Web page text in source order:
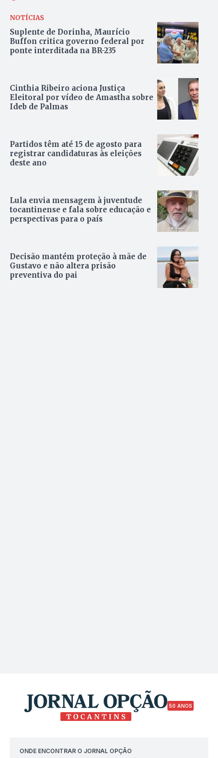
NOTÍCIAS
Suplente de Dorinha, Maurício
Buffon critica governo federal por
ponte interditada na BR-235
Cinthia Ribeiro aciona Justiça
Eleitoral por vídeo de Amastha sobre
Ideb de Palmas
Partidos têm até 15 de agosto para
registrar candidaturas às eleições
deste ano
Lula envia mensagem à juventude
tocantinense e fala sobre educação e
perspectivas para o país
Decisão mantém proteção à mãe de
Gustavo e não altera prisão
preventiva do pai
50 ANOS
ONDE ENCONTRAR O JORNAL OPÇÃO